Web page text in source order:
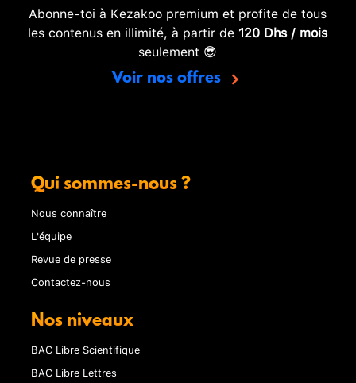
Abonne-toi à Kezakoo premium et profite de tous
les contenus en illimité, à partir de 120 Dhs / mois
seulement 😎
Voir nos offres
Qui sommes-nous ?
Nous connaître
L'équipe
Revue de presse
Contactez-nous
Nos niveaux
BAC Libre Scientifique
BAC Libre Lettres